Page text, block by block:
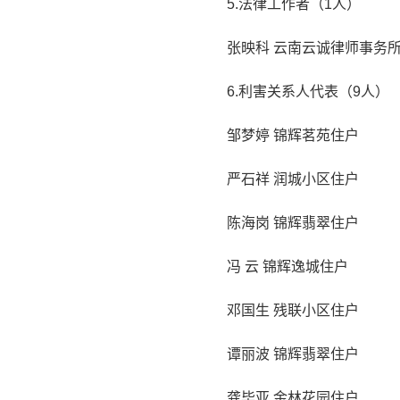
5.法律工作者（1人）
张映科 云南云诚律师事务
6.利害关系人代表（9人）
邹梦婷 锦辉茗苑住户
严石祥 润城小区住户
陈海岗 锦辉翡翠住户
冯 云 锦辉逸城住户
邓国生 残联小区住户
谭丽波 锦辉翡翠住户